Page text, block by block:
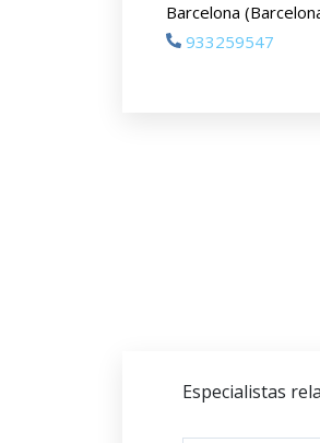
Barcelona
933259547
Especialistas